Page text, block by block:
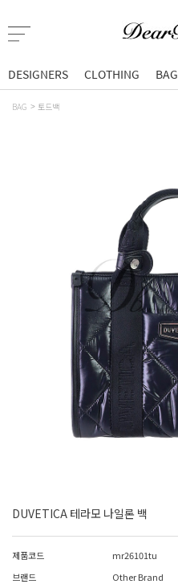
DESIGNERS CLOTHING BAG
BAG 토드백
DUVETICA 테라모 나일론 백
제품코드
mr26101tu
브랜드
Other Brand